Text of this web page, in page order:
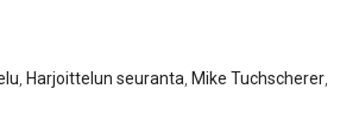
Harjoittelun seuranta Mike Tuchscherer